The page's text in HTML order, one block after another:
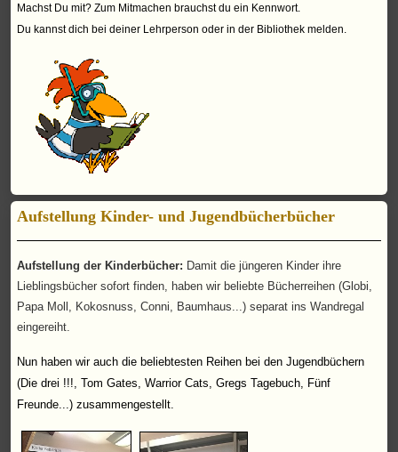
Machst Du mit? Zum Mitmachen brauchst du ein Kennwort.
Du kannst dich bei deiner Lehrperson oder in der Bibliothek melden.
Aufstellung Kinder- und Jugendbücherbücher
Aufstellung der Kinderbücher: Damit die jüngeren Kinder ihre
Lieblingsbücher sofort finden, haben wir beliebte Bücherreihen (Globi,
Papa Moll, Kokosnuss, Conni, Baumhaus...) separat ins Wandregal
eingereiht.
Nun haben wir auch die beliebtesten Reihen bei den Jugendbüchern
(Die drei !!!, Tom Gates, Warrior Cats, Gregs Tagebuch, Fünf
Freunde...) zusammengestellt.